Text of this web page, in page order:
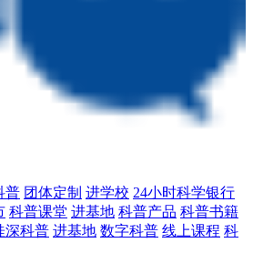
普 团体定制 进学校 24小时科学银行
科普课堂 进基地 科普产品 科普书籍
深科普 进基地 数字科普 线上课程 科